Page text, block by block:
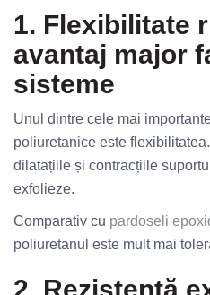
1. Flexibilitate
avantaj major
sisteme
Unul dintre cele mai
poliuretanice este
dilatațiile și contracțiile
exfolieze.
Comparativ cu pardoseli
poliuretanul este mult mai